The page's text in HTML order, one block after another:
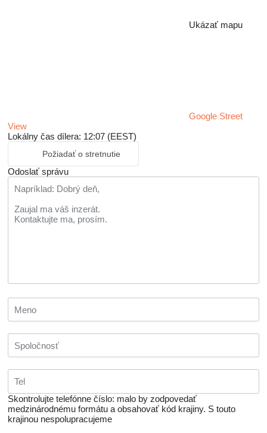
Ukázať mapu
Google Street
View
Lokálny čas dílera: 12:07 (EEST)
Požiadať o stretnutie
Odoslať správu
Skontrolujte telefónne číslo: malo by zodpovedať
medzinárodnému formátu a obsahovať kód krajiny. S touto
krajinou nespolupracujeme